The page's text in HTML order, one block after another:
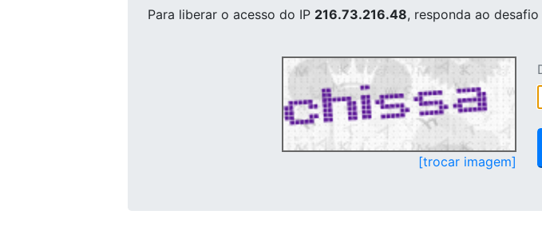
Para liberar o acesso do IP 216.73.216.48, responda ao desafio
[trocar imagem]